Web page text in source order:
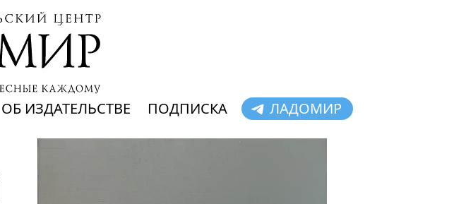
ОБ ИЗДАТЕЛЬСТВЕ ПОДПИСКА ЛАДОМИР